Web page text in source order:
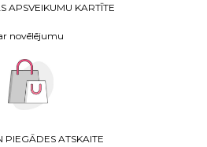
APSVEIKUMU KARTĪTE
novēlējumu
PIEGĀDES ATSKAITE